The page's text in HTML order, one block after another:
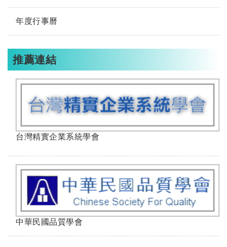
年度行事曆
推薦連結
台灣精實企業系統學會
中華民國品質學會